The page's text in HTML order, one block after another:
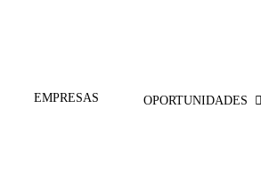
EMPRESAS OPORTUNIDADES